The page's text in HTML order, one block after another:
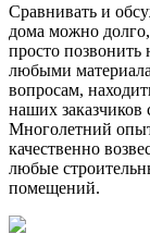
Сравнивать и
дома можно
просто
любыми
вопросам,
наших
Многолетний
качественно
любые
помещений.